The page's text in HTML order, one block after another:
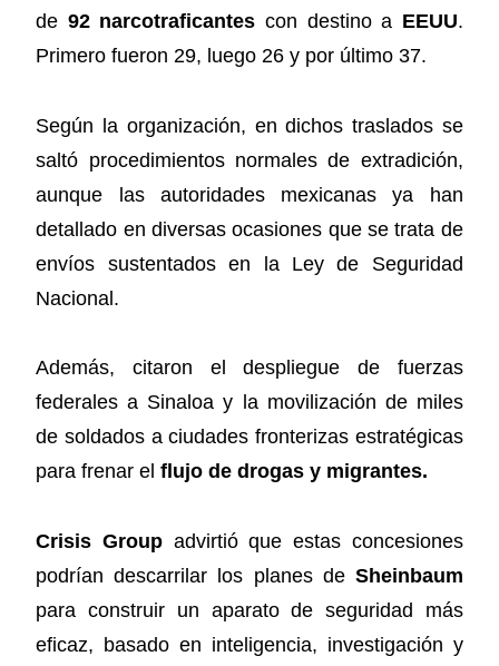
de 92 narcotraficantes con destino a EEUU.
Primero fueron 29, luego 26 y por último 37.
Según la organización, en dichos traslados se
saltó procedimientos normales de extradición,
aunque las autoridades mexicanas ya han
detallado en diversas ocasiones que se trata de
envíos sustentados en la Ley de Seguridad
Nacional.
Además, citaron el despliegue de fuerzas
federales a Sinaloa y la movilización de miles
de soldados a ciudades fronterizas estratégicas
para frenar elflujo de drogas y migrantes.
Crisis Group advirtió que estas concesiones
podrían descarrilar los planes de Sheinbaum
para construir un aparato de seguridad más
eficaz, basado en inteligencia, investigación y